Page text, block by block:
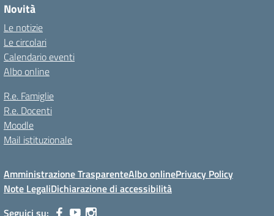
Novità
Le notizie
Le circolari
Calendario eventi
Albo online
R.e. Famiglie
R.e. Docenti
Moodle
Mail istituzionale
Amministrazione TrasparenteAlbo onlinePrivacy Policy
Note LegaliDichiarazione di accessibilità
Seguici su: